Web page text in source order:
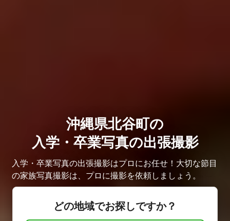
沖縄県北谷町の
入学・卒業写真の出張撮影
入学・卒業写真の出張撮影はプロにお任せ！大切な節目
の家族写真撮影は、プロに撮影を依頼しましょう。
どの地域でお探しですか？